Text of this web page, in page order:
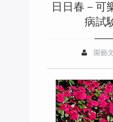
日日春－可
病試
園藝